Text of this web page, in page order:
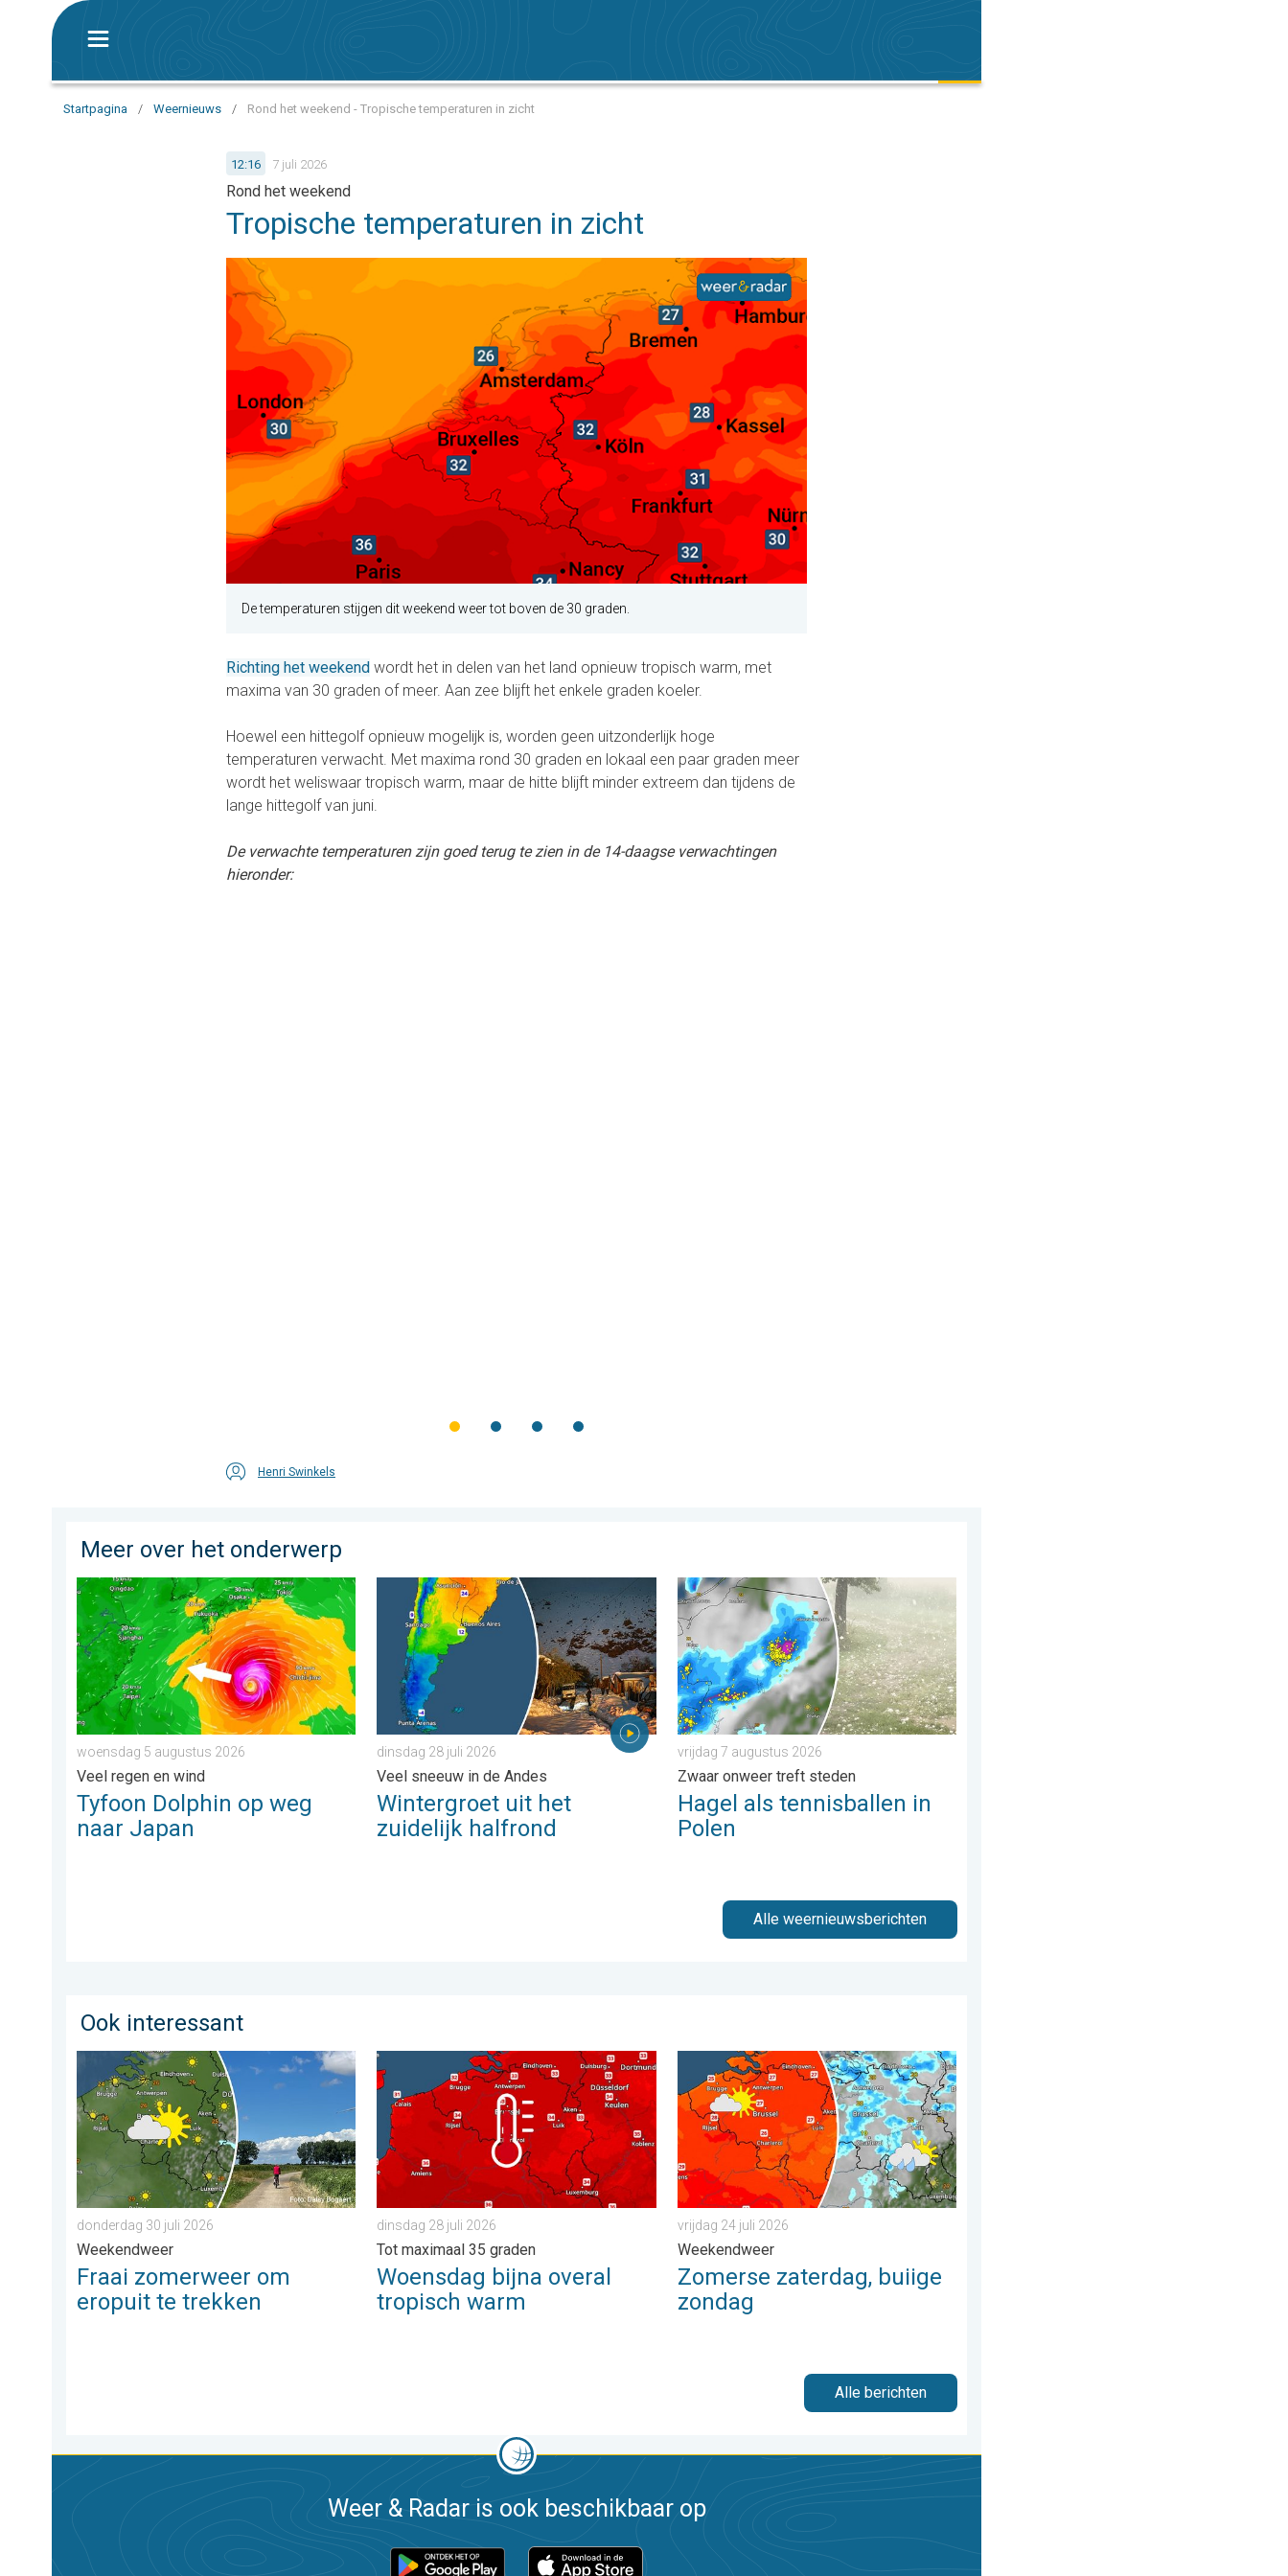
Startpagina / Weernieuws / Rond het weekend - Tropische temperaturen in zicht
12:16 7 juli 2026
Rond het weekend
Tropische temperaturen in zicht
De temperaturen stijgen dit weekend weer tot boven de 30 graden.
Richting het weekend wordt het in delen van het land opnieuw tropisch warm, met
maxima van 30 graden of meer. Aan zee blijft het enkele graden koeler.
Hoewel een hittegolf opnieuw mogelijk is, worden geen uitzonderlijk hoge
temperaturen verwacht. Met maxima rond 30 graden en lokaal een paar graden meer
wordt het weliswaar tropisch warm, maar de hitte blijft minder extreem dan tijdens de
lange hittegolf van juni.
De verwachte temperaturen zijn goed terug te zien in de 14-daagse verwachtingen
hieronder:
Henri Swinkels
Meer over het onderwerp
Tyfoon Dolphin op weg naar Japan. Veel regen en wind. . . woensdag 5 augustus 2026
woensdag 5 augustus 2026
Veel regen en wind
Tyfoon Dolphin op weg
naar Japan
Wintergroet uit het zuidelijk halfrond. Veel sneeuw in de Andes. . . dinsdag 28 juli 2026
dinsdag 28 juli 2026
Veel sneeuw in de Andes
Wintergroet uit het
zuidelijk halfrond
Hagel als tennisballen in Polen. Zwaar onweer treft steden. . . vrijdag 7 augustus 2026
vrijdag 7 augustus 2026
Zwaar onweer treft steden
Hagel als tennisballen in
Polen
Alle weernieuwsberichten
Ook interessant
Fraai zomerweer om eropuit te trekken. Weekendweer. . . donderdag 30 juli 2026
donderdag 30 juli 2026
Weekendweer
Fraai zomerweer om
eropuit te trekken
Woensdag bijna overal tropisch warm. Tot maximaal 35 graden. . . dinsdag 28 juli 2026
dinsdag 28 juli 2026
Tot maximaal 35 graden
Woensdag bijna overal
tropisch warm
Zomerse zaterdag, buiige zondag. Weekendweer. . . vrijdag 24 juli 2026
vrijdag 24 juli 2026
Weekendweer
Zomerse zaterdag, buiige
zondag
Alle berichten
Weer & Radar is ook beschikbaar op